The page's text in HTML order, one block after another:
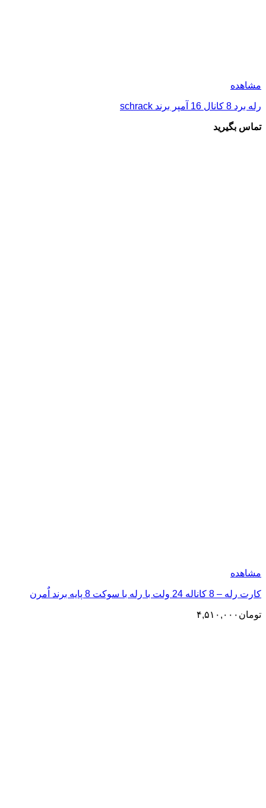
مشاهده
رله برد 8 کانال 16 آمپر برند schrack
تماس بگیرید
مشاهده
کارت رله – 8 کاناله 24 ولت با رله با سوکت 8 پایه برند اٌمرن
تومان ۴,۵۱۰,۰۰۰